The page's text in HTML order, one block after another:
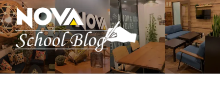
コ
ン
テ
ン
ツ
へ
ス
駅前留学NOVA【公式】スクールブロ
英会話スクール・英会話教室